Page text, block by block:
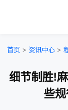
首页 > 资讯中心 >
细节制胜!
些